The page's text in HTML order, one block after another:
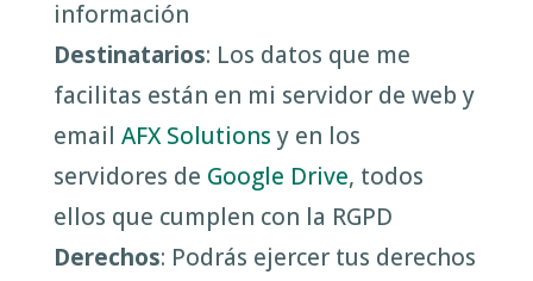
información
Destinatarios: Los datos que me
facilitas están en mi servidor de web y
email AFX Solutions y en los
servidores de Google Drive, todos
ellos que cumplen con la RGPD
Derechos: Podrás ejercer tus derechos